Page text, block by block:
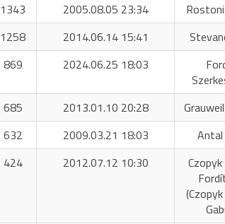
1343 2005.08.05 23:34
1258 2014.06.14 15:41
869 2024.06.25 18:03
685 2013.01.10 20:28
632 2009.03.21 18:03
Antal
424 2012.07.12 10:30